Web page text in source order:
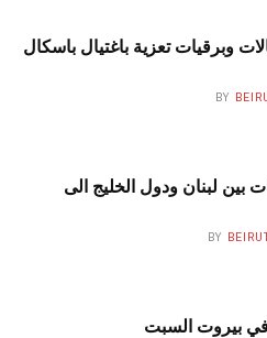
وبرقيات تعزية باغتيال باسكال
BY
بين لبنان ودول الخليج الى
BY
بيروت السبت